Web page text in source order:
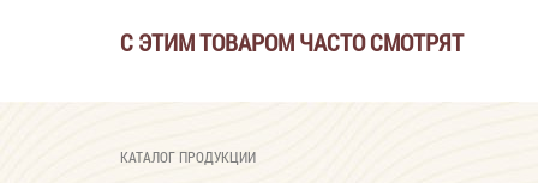
С ЭТИМ ТОВАРОМ ЧАСТО СМОТРЯТ
КАТАЛОГ ПРОДУКЦИИ